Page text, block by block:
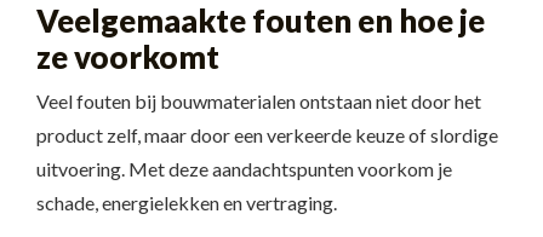
Veelgemaakte fouten en hoe je
ze voorkomt
Veel fouten bij bouwmaterialen ontstaan niet door het
product zelf, maar door een verkeerde keuze of slordige
uitvoering. Met deze aandachtspunten voorkom je
schade, energielekken en vertraging.